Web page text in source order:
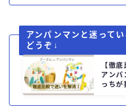
アンパンマンと迷って
どうぞ↓
【徹
アンパ
っちが